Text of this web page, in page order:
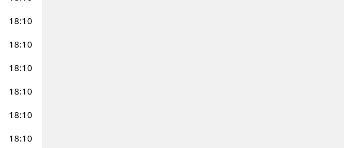
18:10
18:10
18:10
18:10
18:10
18:10